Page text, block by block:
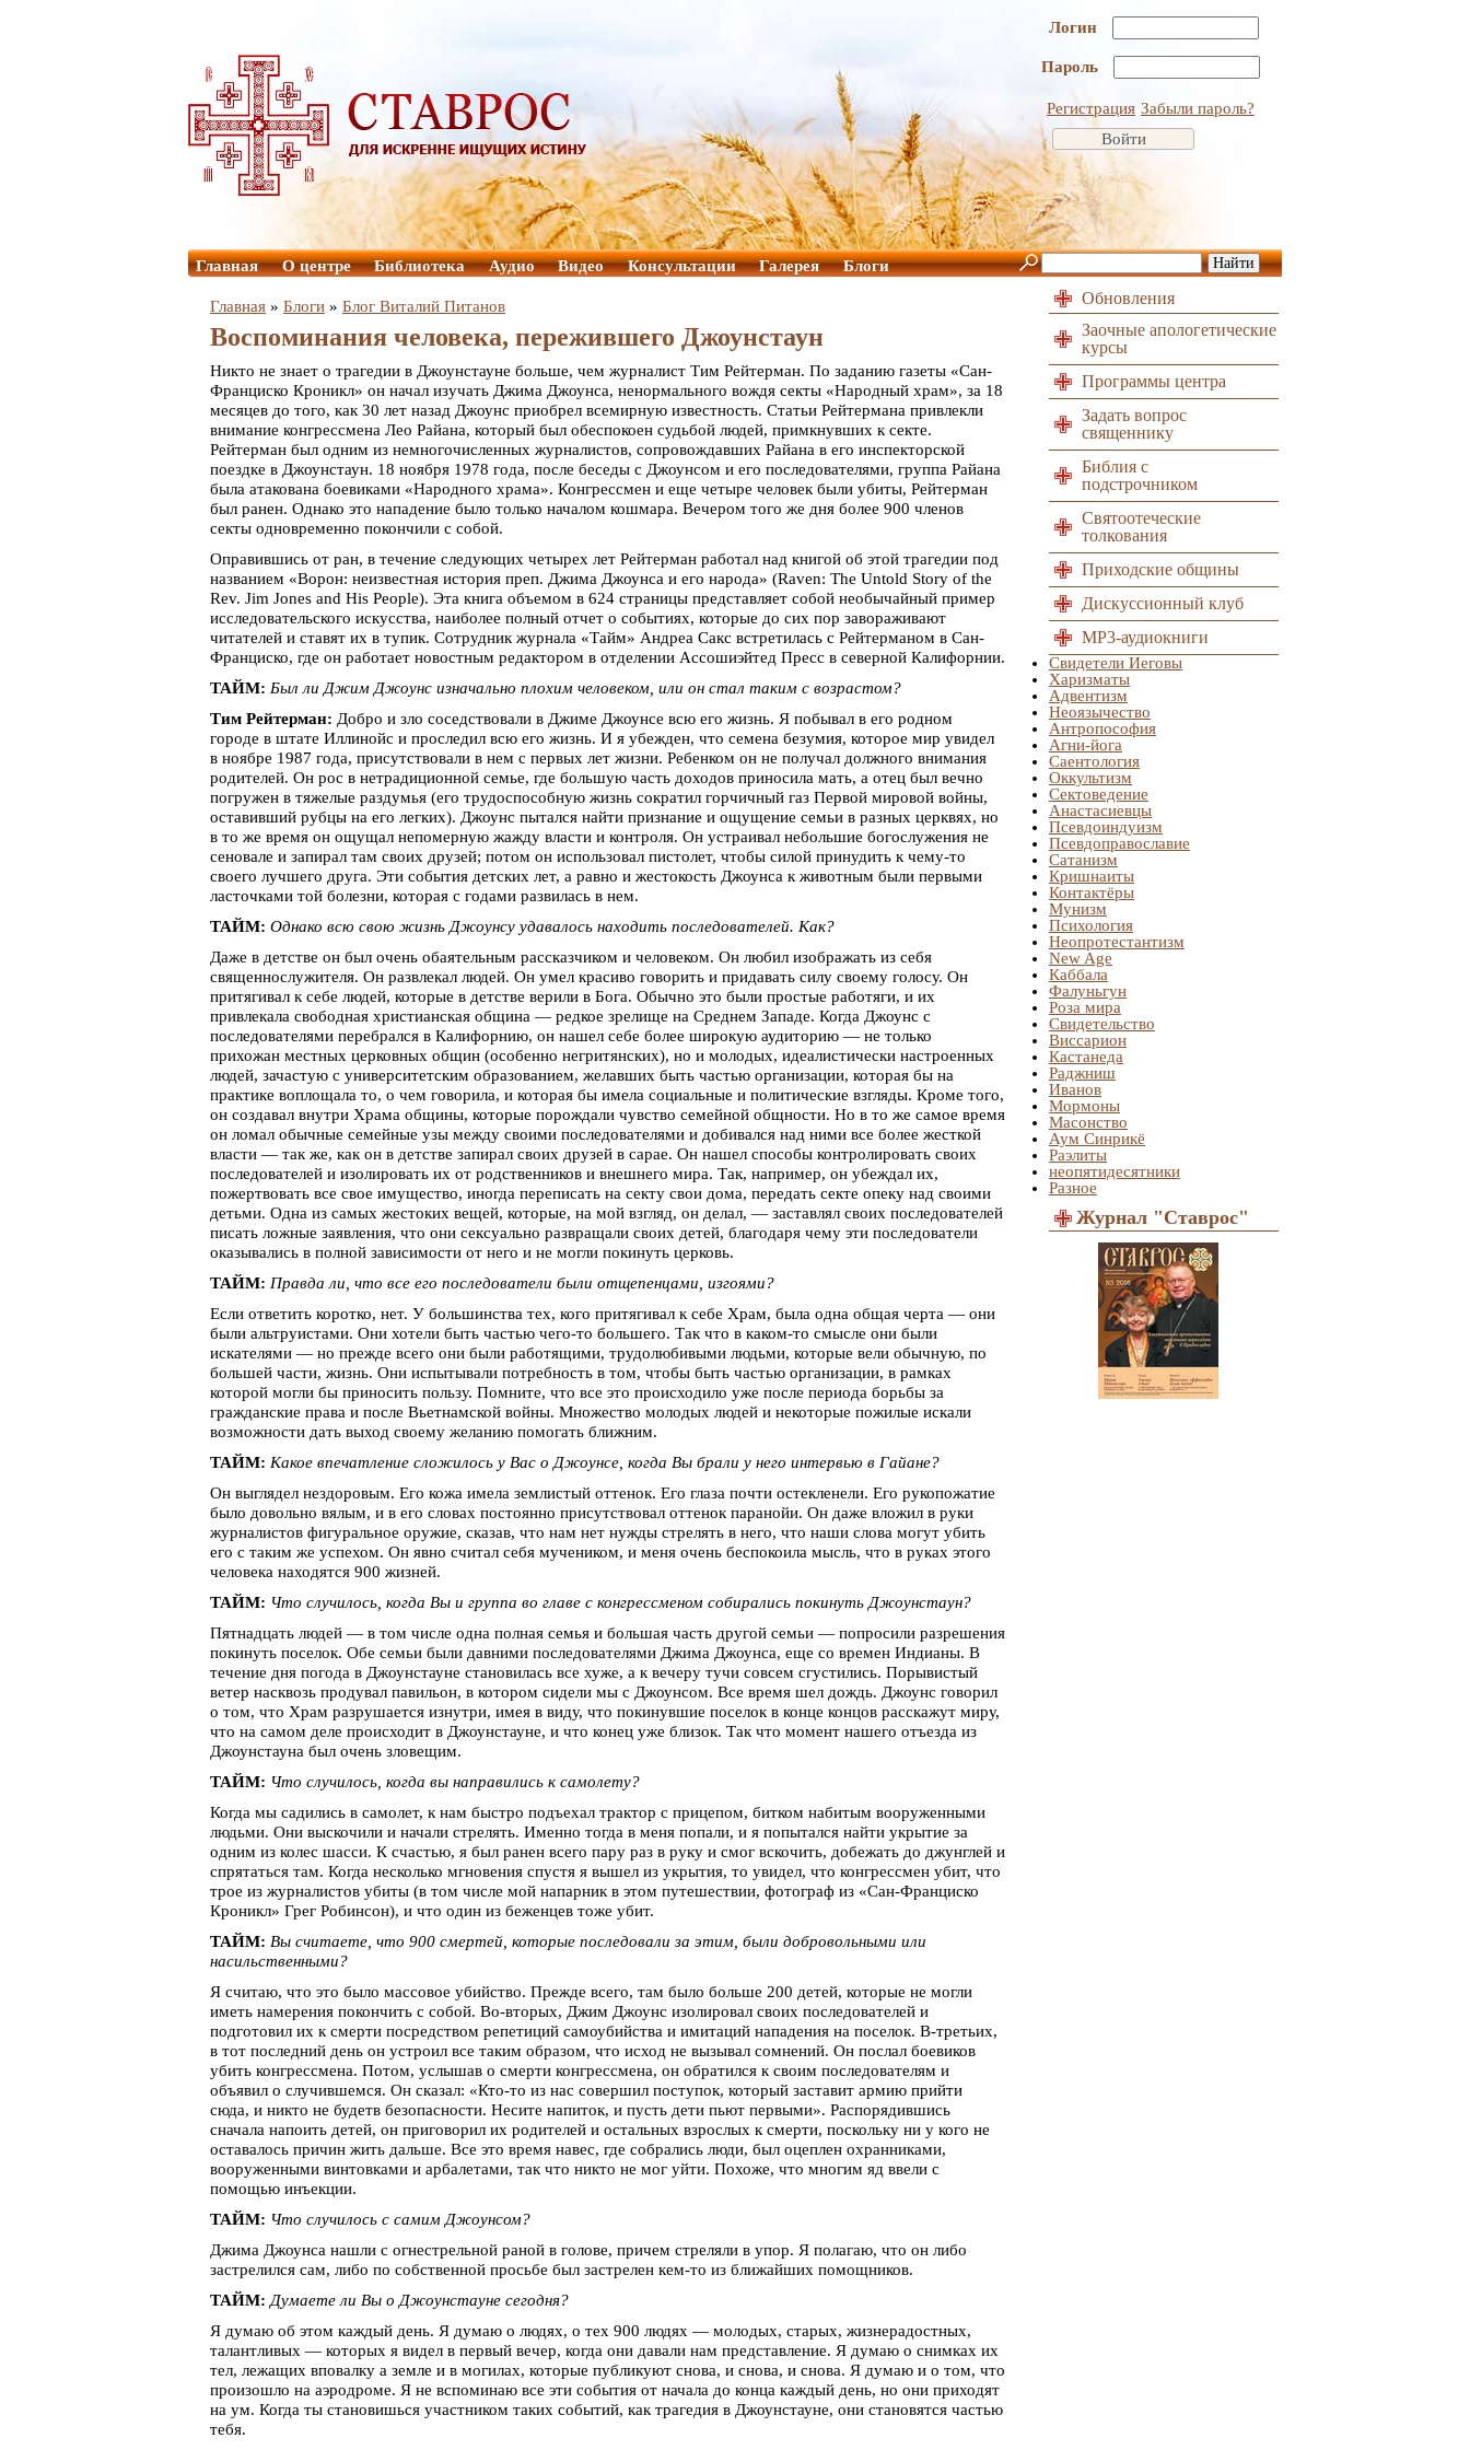
Логин
Пароль
Регистрация Забыли пароль?
Главная О центре Библиотека Аудио Видео Консультации Галерея Блоги
Главная » Блоги » Блог Виталий Питанов
Воспоминания человека, пережившего Джоунстаун
Никто не знает о трагедии в Джоунстауне больше, чем журналист Тим Рейтерман. По заданию газеты «Сан-
Франциско Кроникл» он начал изучать Джима Джоунса, ненормального вождя секты «Народный храм», за 18
месяцев до того, как 30 лет назад Джоунс приобрел всемирную известность. Статьи Рейтермана привлекли
внимание конгрессмена Лео Райана, который был обеспокоен судьбой людей, примкнувших к секте.
Рейтерман был одним из немногочисленных журналистов, сопровождавших Райана в его инспекторской
поездке в Джоунстаун. 18 ноября 1978 года, после беседы с Джоунсом и его последователями, группа Райана
была атакована боевиками «Народного храма». Конгрессмен и еще четыре человек были убиты, Рейтерман
был ранен. Однако это нападение было только началом кошмара. Вечером того же дня более 900 членов
секты одновременно покончили с собой.
Оправившись от ран, в течение следующих четырех лет Рейтерман работал над книгой об этой трагедии под
названием «Ворон: неизвестная история преп. Джима Джоунса и его народа» (Raven: The Untold Story of the
Rev. Jim Jones and His People). Эта книга объемом в 624 страницы представляет собой необычайный пример
исследовательского искусства, наиболее полный отчет о событиях, которые до сих пор завораживают
читателей и ставят их в тупик. Сотрудник журнала «Тайм» Андреа Сакс встретилась с Рейтерманом в Сан-
Франциско, где он работает новостным редактором в отделении Ассошиэйтед Пресс в северной Калифорнии.
ТАЙМ: Был ли Джим Джоунс изначально плохим человеком, или он стал таким с возрастом?
Тим Рейтерман: Добро и зло соседствовали в Джиме Джоунсе всю его жизнь. Я побывал в его родном
городе в штате Иллинойс и проследил всю его жизнь. И я убежден, что семена безумия, которое мир увидел
в ноябре 1987 года, присутствовали в нем с первых лет жизни. Ребенком он не получал должного внимания
родителей. Он рос в нетрадиционной семье, где большую часть доходов приносила мать, а отец был вечно
погружен в тяжелые раздумья (его трудоспособную жизнь сократил горчичный газ Первой мировой войны,
оставивший рубцы на его легких). Джоунс пытался найти признание и ощущение семьи в разных церквях, но
в то же время он ощущал непомерную жажду власти и контроля. Он устраивал небольшие богослужения не
сеновале и запирал там своих друзей; потом он использовал пистолет, чтобы силой принудить к чему-то
своего лучшего друга. Эти события детских лет, а равно и жестокость Джоунса к животным были первыми
ласточками той болезни, которая с годами развилась в нем.
ТАЙМ: Однако всю свою жизнь Джоунсу удавалось находить последователей. Как?
Даже в детстве он был очень обаятельным рассказчиком и человеком. Он любил изображать из себя
священнослужителя. Он развлекал людей. Он умел красиво говорить и придавать силу своему голосу. Он
притягивал к себе людей, которые в детстве верили в Бога. Обычно это были простые работяги, и их
привлекала свободная христианская община — редкое зрелище на Среднем Западе. Когда Джоунс с
последователями перебрался в Калифорнию, он нашел себе более широкую аудиторию — не только
прихожан местных церковных общин (особенно негритянских), но и молодых, идеалистически настроенных
людей, зачастую с университетским образованием, желавших быть частью организации, которая бы на
практике воплощала то, о чем говорила, и которая бы имела социальные и политические взгляды. Кроме того,
он создавал внутри Храма общины, которые порождали чувство семейной общности. Но в то же самое время
он ломал обычные семейные узы между своими последователями и добивался над ними все более жесткой
власти — так же, как он в детстве запирал своих друзей в сарае. Он нашел способы контролировать своих
последователей и изолировать их от родственников и внешнего мира. Так, например, он убеждал их,
пожертвовать все свое имущество, иногда переписать на секту свои дома, передать секте опеку над своими
детьми. Одна из самых жестоких вещей, которые, на мой взгляд, он делал, — заставлял своих последователей
писать ложные заявления, что они сексуально развращали своих детей, благодаря чему эти последователи
оказывались в полной зависимости от него и не могли покинуть церковь.
ТАЙМ: Правда ли, что все его последователи были отщепенцами, изгоями?
Если ответить коротко, нет. У большинства тех, кого притягивал к себе Храм, была одна общая черта — они
были альтруистами. Они хотели быть частью чего-то большего. Так что в каком-то смысле они были
искателями — но прежде всего они были работящими, трудолюбивыми людьми, которые вели обычную, по
большей части, жизнь. Они испытывали потребность в том, чтобы быть частью организации, в рамках
которой могли бы приносить пользу. Помните, что все это происходило уже после периода борьбы за
гражданские права и после Вьетнамской войны. Множество молодых людей и некоторые пожилые искали
возможности дать выход своему желанию помогать ближним.
ТАЙМ: Какое впечатление сложилось у Вас о Джоунсе, когда Вы брали у него интервью в Гайане?
Он выглядел нездоровым. Его кожа имела землистый оттенок. Его глаза почти остекленели. Его рукопожатие
было довольно вялым, и в его словах постоянно присутствовал оттенок паранойи. Он даже вложил в руки
журналистов фигуральное оружие, сказав, что нам нет нужды стрелять в него, что наши слова могут убить
его с таким же успехом. Он явно считал себя мучеником, и меня очень беспокоила мысль, что в руках этого
человека находятся 900 жизней.
ТАЙМ: Что случилось, когда Вы и группа во главе с конгрессменом собирались покинуть Джоунстаун?
Пятнадцать людей — в том числе одна полная семья и большая часть другой семьи — попросили разрешения
покинуть поселок. Обе семьи были давними последователями Джима Джоунса, еще со времен Индианы. В
течение дня погода в Джоунстауне становилась все хуже, а к вечеру тучи совсем сгустились. Порывистый
ветер насквозь продувал павильон, в котором сидели мы с Джоунсом. Все время шел дождь. Джоунс говорил
о том, что Храм разрушается изнутри, имея в виду, что покинувшие поселок в конце концов расскажут миру,
что на самом деле происходит в Джоунстауне, и что конец уже близок. Так что момент нашего отъезда из
Джоунстауна был очень зловещим.
ТАЙМ: Что случилось, когда вы направились к самолету?
Когда мы садились в самолет, к нам быстро подъехал трактор с прицепом, битком набитым вооруженными
людьми. Они выскочили и начали стрелять. Именно тогда в меня попали, и я попытался найти укрытие за
одним из колес шасси. К счастью, я был ранен всего пару раз в руку и смог вскочить, добежать до джунглей и
спрятаться там. Когда несколько мгновения спустя я вышел из укрытия, то увидел, что конгрессмен убит, что
трое из журналистов убиты (в том числе мой напарник в этом путешествии, фотограф из «Сан-Франциско
Кроникл» Грег Робинсон), и что один из беженцев тоже убит.
ТАЙМ: Вы считаете, что 900 смертей, которые последовали за этим, были добровольными или
насильственными?
Я считаю, что это было массовое убийство. Прежде всего, там было больше 200 детей, которые не могли
иметь намерения покончить с собой. Во-вторых, Джим Джоунс изолировал своих последователей и
подготовил их к смерти посредством репетиций самоубийства и имитаций нападения на поселок. В-третьих,
в тот последний день он устроил все таким образом, что исход не вызывал сомнений. Он послал боевиков
убить конгрессмена. Потом, услышав о смерти конгрессмена, он обратился к своим последователям и
объявил о случившемся. Он сказал: «Кто-то из нас совершил поступок, который заставит армию прийти
сюда, и никто не будетв безопасности. Несите напиток, и пусть дети пьют первыми». Распорядившись
сначала напоить детей, он приговорил их родителей и остальных взрослых к смерти, поскольку ни у кого не
оставалось причин жить дальше. Все это время навес, где собрались люди, был оцеплен охранниками,
вооруженными винтовками и арбалетами, так что никто не мог уйти. Похоже, что многим яд ввели с
помощью инъекции.
ТАЙМ: Что случилось с самим Джоунсом?
Джима Джоунса нашли с огнестрельной раной в голове, причем стреляли в упор. Я полагаю, что он либо
застрелился сам, либо по собственной просьбе был застрелен кем-то из ближайших помощников.
ТАЙМ: Думаете ли Вы о Джоунстауне сегодня?
Я думаю об этом каждый день. Я думаю о людях, о тех 900 людях — молодых, старых, жизнерадостных,
талантливых — которых я видел в первый вечер, когда они давали нам представление. Я думаю о снимках их
тел, лежащих вповалку а земле и в могилах, которые публикуют снова, и снова, и снова. Я думаю и о том, что
произошло на аэродроме. Я не вспоминаю все эти события от начала до конца каждый день, но они приходят
на ум. Когда ты становишься участником таких событий, как трагедия в Джоунстауне, они становятся частью
тебя.
Обновления
Заочные апологетические
курсы
Программы центра
Задать вопрос
священнику
Библия с
подстрочником
Святоотеческие
толкования
Приходские общины
Дискуссионный клуб
MP3-аудиокниги
Свидетели Иеговы
Харизматы
Адвентизм
Неоязычество
Антропософия
Агни-йога
Саентология
Оккультизм
Сектоведение
Анастасиевцы
Псевдоиндуизм
Псевдоправославие
Сатанизм
Кришнаиты
Контактёры
Мунизм
Психология
Неопротестантизм
New Age
Каббала
Фалуньгун
Роза мира
Свидетельство
Виссарион
Кастанеда
Раджниш
Иванов
Мормоны
Масонство
Аум Синрикё
Раэлиты
неопятидесятники
Разное
Журнал "Ставрос"